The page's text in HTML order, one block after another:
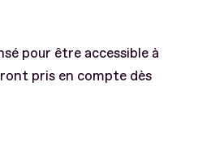
pour être accessible à
pris en compte dès